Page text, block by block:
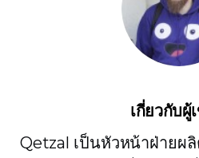
เกี่ยวกับผู้
Qetzal เป็นหัวหน้าฝ่าย